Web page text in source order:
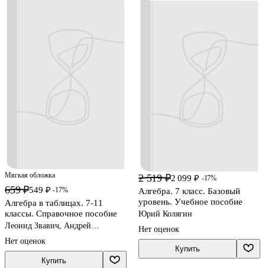
Мягкая обложка
659 ₽549 ₽ -17%
Алгебра в таблицах. 7-11
классы. Справочное пособие
Леонид Звавич, Андрей
Нет оценок
Купить
2 519 ₽2 099 ₽ -17%
Алгебра. 7 класс. Базовый
уровень. Учебное пособие
Юрий Колягин
Нет оценок
Купить